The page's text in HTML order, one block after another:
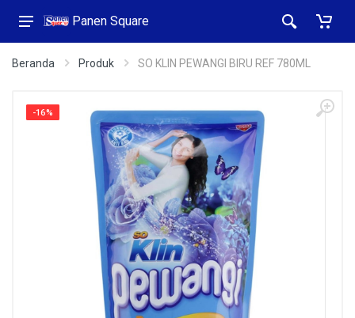
Panen Square
Beranda Produk SO KLIN PEWANGI BIRU REF 780ML
-16%